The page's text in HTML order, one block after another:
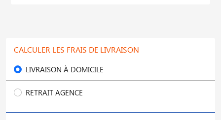
CALCULER LES FRAIS DE LIVRAISON
LIVRAISON À DOMICILE
RETRAIT AGENCE